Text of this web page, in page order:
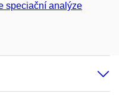
speciační analýze